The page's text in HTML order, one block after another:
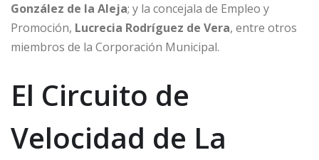
González de la Aleja; y la concejala de Empleo y
Promoción, Lucrecia Rodríguez de Vera, entre otros
miembros de la Corporación Municipal.
El Circuito de
Velocidad de La